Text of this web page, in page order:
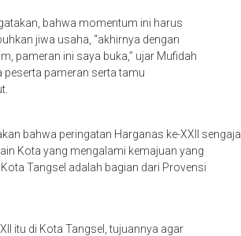
bahwa momentum ini harus
jiwa usaha, “akhirnya dengan
pameran ini saya buka,” ujar Mufidah
peserta pameran serta tamu
bahwa peringatan Harganas ke-XXII sengaja
Kota yang mengalami kemajuan yang
Tangsel adalah bagian dari Provensi
itu di Kota Tangsel, tujuannya agar